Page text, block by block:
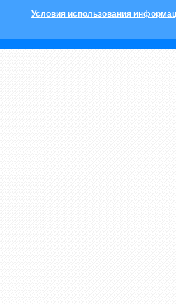
Условия использования